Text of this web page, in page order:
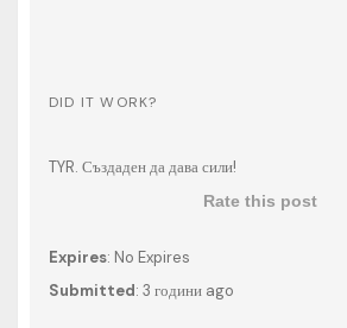
DID IT WORK?
TYR. Създаден да дава сили!
Rate this post
Expires: No Expires
Submitted: 3 години ago